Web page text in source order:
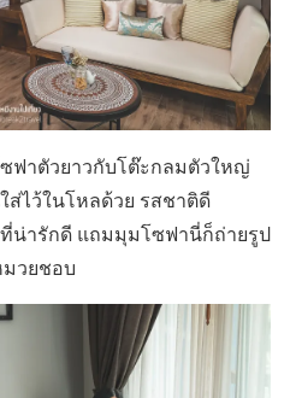
ฟาตัวยาวกับโต๊ะกลมตัวใหญ่
ไว้ในโหลด้วย รสชาติดี
น่ารักดี แถมมุมโซฟานี่ก็ถ่ายรูป
มวยชอบ